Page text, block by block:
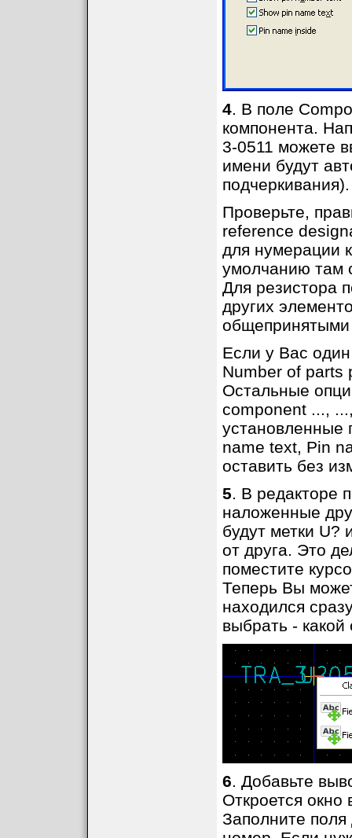
4. В поле
компонента.
3-0511 можете
имени будут
подчеркивания).
Проверьте,
reference
для нумерации
умолчанию там
Для резистора
других
Если у Вас один
Number of parts
Остальные
component ...,
установленные
name text, Pin
оставить без
5. В редакторе
наложенные
будут метки U?
от друга. Это
поместите
Теперь Вы
находился
выбрать -
6. Добавьте
Откроется
Заполните